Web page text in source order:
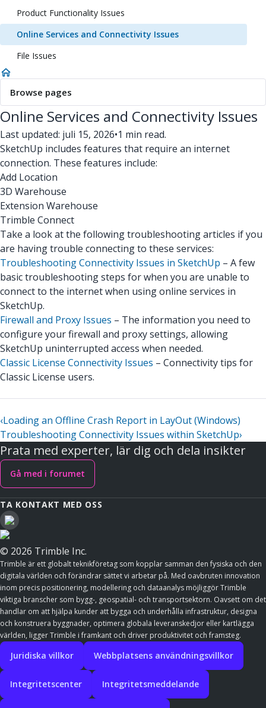
Product Functionality Issues
Online Services and Connectivity Issues
File Issues
Browse pages
Online Services and Connectivity Issues
Last updated: juli 15, 2026•1 min read.
SketchUp includes features that require an internet
connection. These features include:
Add Location
3D Warehouse
Extension Warehouse
Trimble Connect
Take a look at the following troubleshooting articles if you
are having trouble connecting to these services:
Troubleshooting Connectivity Issues in SketchUp – A few
basic troubleshooting steps for when you are unable to
connect to the internet when using online services in
SketchUp.
Firewall and Proxy Issues – The information you need to
configure your firewall and proxy settings, allowing
SketchUp uninterrupted access when needed.
Classic License Connectivity Issues – Connectivity tips for
Classic License users.
‹Loading an Offline Crash Report in LayOut (Windows)
Troubleshooting Connectivity Issues within SketchUp›
Prata med experter, lär dig och dela insikter
Gå med i forumet
TA KONTAKT MED OSS
© 2026 Trimble Inc.
Trimble är ett globalt teknikföretag som kopplar samman den fysiska och den
digitala världen och förändrar sättet vi arbetar på. Med oavbruten innovation
inom precis positionering, modellering och dataanalys möjliggör Trimble
viktiga branscher som bygg-, geospatial- och transportsektorn. Oavsett om det
handlar om att hjälpa kunder att bygga och underhålla infrastruktur, designa
och konstruera byggnader, optimera globala leveranskedjor eller kartlägga
världen, ligger Trimble i framkant och driver produktivitet och framsteg.
Juridiska villkor Webbplatsens användningsvillkor
Integritetscenter Integritetsmeddelande